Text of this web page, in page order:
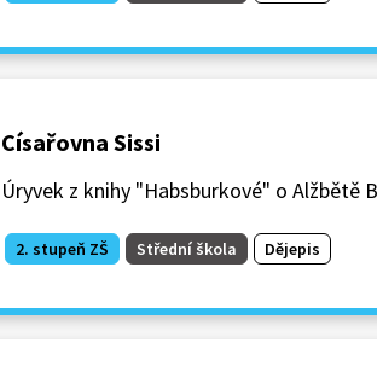
Císařovna Sissi
Úryvek z knihy "Habsburkové" o Alžbětě
2. stupeň ZŠ Střední škola Dějepis